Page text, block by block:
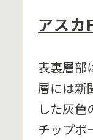
アスカ
表裏層部
層には新
した灰色
チップボ